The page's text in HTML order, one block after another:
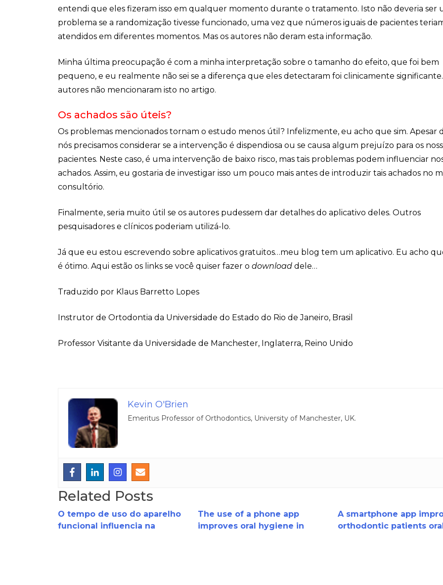
entendi que eles fizeram isso em qualquer momento durante o tratamento. Isto não deveria ser
problema se a randomização tivesse funcionado, uma vez que números iguais de pacientes
atendidos em diferentes momentos. Mas os autores não deram esta informação.
Minha última preocupação é com a minha interpretação sobre o tamanho do efeito, que foi bem
pequeno, e eu realmente não sei se a diferença que eles detectaram foi clinicamente
autores não mencionaram isto no artigo.
Os achados são úteis?
Os problemas mencionados tornam o estudo menos útil? Infelizmente, eu acho que sim. Apesar
nós precisamos considerar se a intervenção é dispendiosa ou se causa algum prejuízo para os
pacientes. Neste caso, é uma intervenção de baixo risco, mas tais problemas podem influenciar
achados. Assim, eu gostaria de investigar isso um pouco mais antes de introduzir tais achados no
consultório.
Finalmente, seria muito útil se os autores pudessem dar detalhes do aplicativo deles. Outros
pesquisadores e clínicos poderiam utilizá-lo.
Já que eu estou escrevendo sobre aplicativos gratuitos…meu blog tem um aplicativo. Eu acho
é ótimo. Aqui estão os links se você quiser fazer o download dele…
Traduzido por Klaus Barretto Lopes
Instrutor de Ortodontia da Universidade do Estado do Rio de Janeiro, Brasil
Professor Visitante da Universidade de Manchester, Inglaterra, Reino Unido
Kevin O'Brien
Emeritus Professor of Orthodontics, University of Manchester, UK.
Related Posts
O tempo de uso do aparelho
funcional influencia na
The use of a phone app
improves oral hygiene in
A smartphone app
orthodontic patients